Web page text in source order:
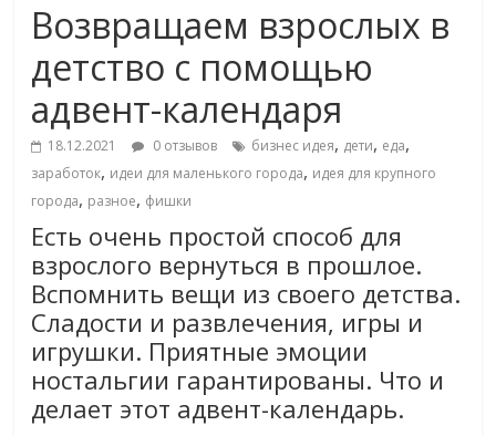
Возвращаем взрослых в
детство с помощью
адвент-календаря
18.12.2021 0 отзывов бизнес идея, дети, еда,
заработок, идеи для маленького города, идея для крупного
города, разное, фишки
Есть очень простой способ для
взрослого вернуться в прошлое.
Вспомнить вещи из своего детства.
Сладости и развлечения, игры и
игрушки. Приятные эмоции
ностальгии гарантированы. Что и
делает этот адвент-календарь.